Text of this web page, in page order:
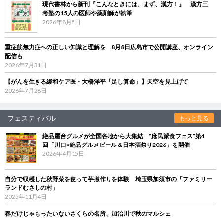
現代書林から新刊『こんなときには、まず、漢方！』 漢方三
考塾の15人の医師や薬剤師が執筆
2026年8月5日
重症筋無力症への正しい知識と理解を 8月8日広島市で公開講座、オンライン
配信も
2026年7月31日
【がんを生きる緩和ケア医・大橋洋平「足し算命」】天空を見上げて
2026年7月28日
フェスティバル もっと見る
絶品屋台グルメが全国各地から大集結 “庶民派食フェス”第4
回「川口×絶品グルメビール＆日本酒祭り2026」を開催
2026年4月15日
自分で収穫した秋野菜を使って芋煮作りを体験 埼玉県加須市の「ファミリー
ランドむさしの村」
2025年11月4日
春だけじゃもったいないさくらの名所、加治川で秋のマルシェ